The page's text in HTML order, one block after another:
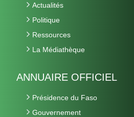
Actualités
Politique
Ressources
La Médiathèque
ANNUAIRE OFFICIEL
Présidence du Faso
Gouvernement